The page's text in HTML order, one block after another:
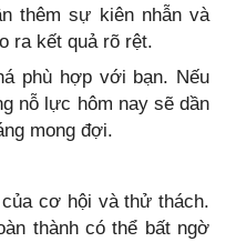
thêm sự kiên nhẫn và
ra kết quả rõ rệt.
phù hợp với bạn. Nếu
nỗ lực hôm nay sẽ dần
mong đợi.
cơ hội và thử thách.
thành có thể bất ngờ